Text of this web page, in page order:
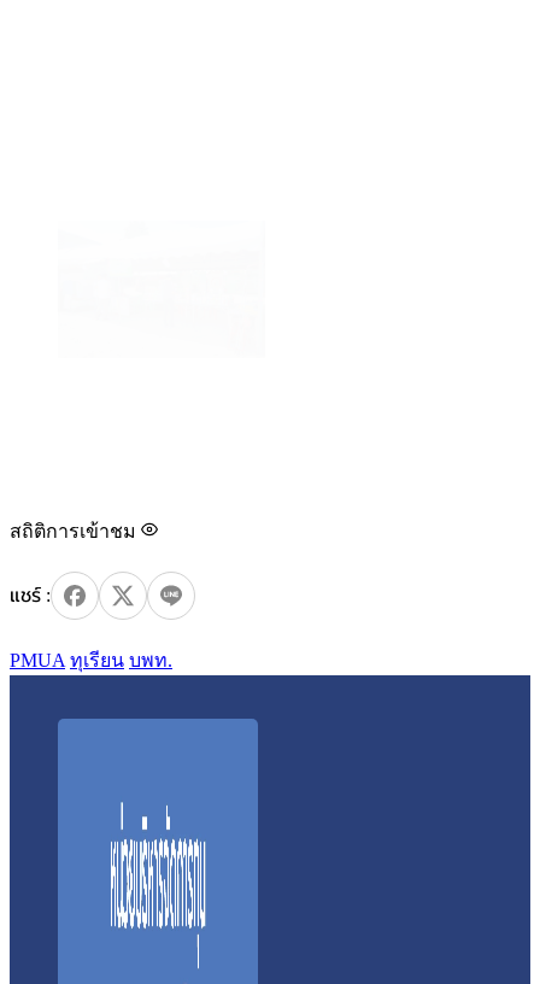
สถิติการเข้าชม
PMUA ทุเรียน บพท.